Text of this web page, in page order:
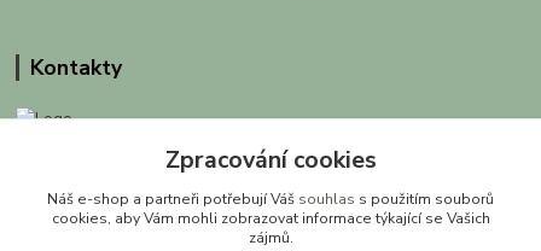
Kontakty
Gabriela Pawlasová Koppová
Zpracování cookies
Náš e-shop a partneři potřebují Váš souhlas s použitím souborů
cookies, aby Vám mohli zobrazovat informace týkající se Vašich
zájmů.